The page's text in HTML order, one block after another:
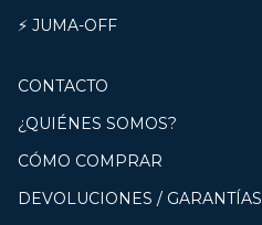
⚡ JUMA-OFF
CONTACTO
¿QUIÉNES SOMOS?
CÓMO COMPRAR
DEVOLUCIONES / GARANTÍAS